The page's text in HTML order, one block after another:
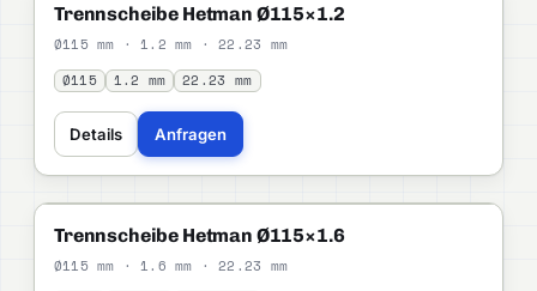
STANDARD
Trennscheibe Hetman Ø115×1.2
Ø115 mm · 1.2 mm · 22.23 mm
Ø115 1.2 mm 22.23 mm
Details Anfragen
STANDARD
Trennscheibe Hetman Ø115×1.6
Ø115 mm · 1.6 mm · 22.23 mm